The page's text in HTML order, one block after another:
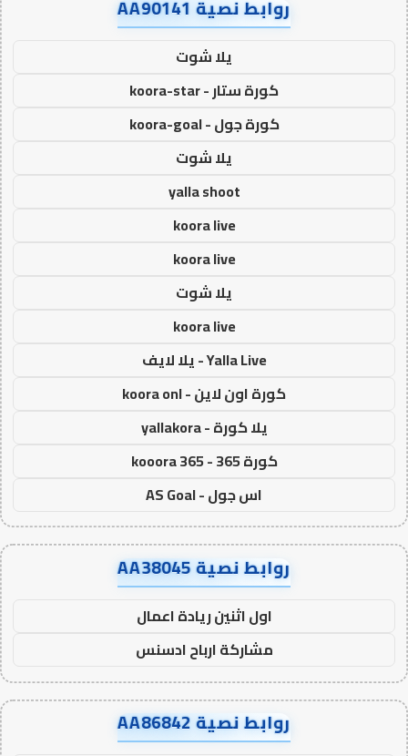
روابط نصية AA90141
يلا شوت
كورة ستار - koora-star
كورة جول - koora-goal
يلا شوت
yalla shoot
koora live
koora live
يلا شوت
koora live
Yalla Live - يلا لايف
كورة اون لاين - koora onl
يلا كورة - yallakora
كورة 365 - kooora 365
اس جول - AS Goal
روابط نصية AA38045
اول اثنين ريادة اعمال
مشاركة ارباح ادسنس
روابط نصية AA86842